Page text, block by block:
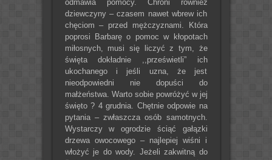
odmawia pomocy. Chroni również
dziewczyny – czasem nawet wbrew ich
chęciom – przed mężczyznami. Która
poprosi Barbarę o pomoc w kłopotach
miłosnych, musi się liczyć z tym, że
święta dokładnie ,,prześwietli” ich
ukochanego i jeśli uzna, że jest
nieodpowiedni nie dopuści do
małżeństwa. Warto sobie powróżyć w jej
święto ? 4 grudnia. Chętnie odpowie na
pytania – zwłaszcza osób samotnych.
Wystarczy w ogrodzie ściąć gałązki
drzewa owocowego – najlepiej wiśni i
włożyć je do wody. Jeżeli zakwitną do